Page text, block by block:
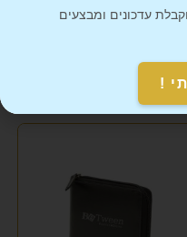
עדכונים ומבצעים
!